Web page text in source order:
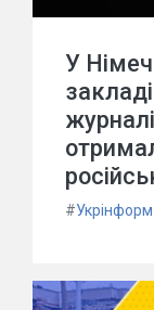
У
#Укрінформ